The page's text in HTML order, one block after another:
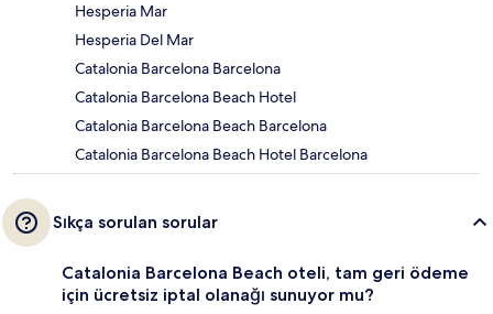
Hesperia Mar
Hesperia Del Mar
Catalonia Barcelona Barcelona
Catalonia Barcelona Beach Hotel
Catalonia Barcelona Beach Barcelona
Catalonia Barcelona Beach Hotel Barcelona
Sıkça sorulan sorular
Catalonia Barcelona Beach oteli, tam geri ödeme
için ücretsiz iptal olanağı sunuyor mu?